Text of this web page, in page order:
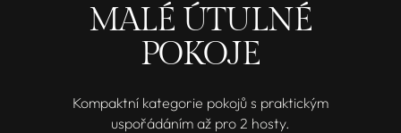
MALÉ ÚTULNÉ
POKOJE
Kompaktní kategorie pokojů s praktickým
uspořádáním až pro 2 hosty.